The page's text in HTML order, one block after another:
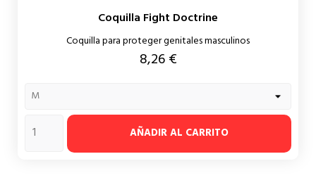
Coquilla Fight Doctrine
Coquilla para proteger genitales masculinos
Precio
8,26 €
AÑADIR AL CARRITO